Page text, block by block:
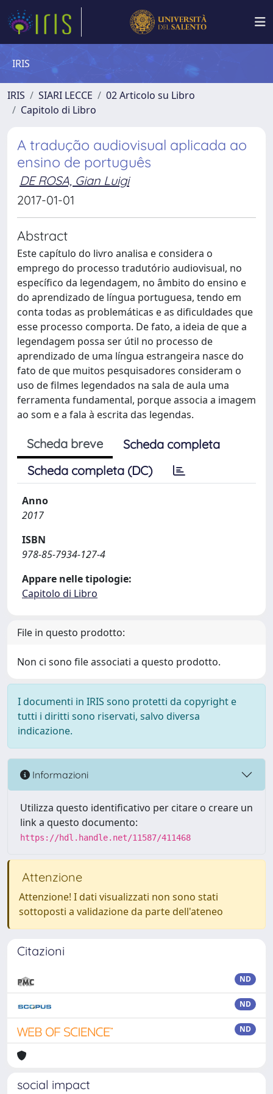
IRIS
IRIS SIARI LECCE
02 Articolo su Libro
Capitolo di Libro
A tradução audiovisual aplicada ao
ensino de português
DE ROSA, Gian Luigi
2017-01-01
Abstract
Este capítulo do livro analisa e considera o
emprego do processo tradutório audiovisual, no
específico da legendagem, no âmbito do ensino e
do aprendizado de língua portuguesa, tendo em
conta todas as problemáticas e as dificuldades que
esse processo comporta. De fato, a ideia de que a
legendagem possa ser útil no processo de
aprendizado de uma língua estrangeira nasce do
fato de que muitos pesquisadores consideram o
uso de filmes legendados na sala de aula uma
ferramenta fundamental, porque associa a imagem
ao som e a fala à escrita das legendas.
Scheda breve
Scheda completa
Scheda completa (DC)
Anno
2017
ISBN
978-85-7934-127-4
Appare nelle tipologie:
Capitolo di Libro
File in questo prodotto:
Non ci sono file associati a questo prodotto.
I documenti in IRIS sono protetti da copyright e
tutti i diritti sono riservati, salvo diversa
indicazione.
Informazioni
Utilizza questo identificativo per citare o creare un
link a questo documento:
https://hdl.handle.net/11587/411468
Attenzione
Attenzione! I dati visualizzati non sono stati
sottoposti a validazione da parte dell'ateneo
Citazioni
ND
ND
ND
social impact